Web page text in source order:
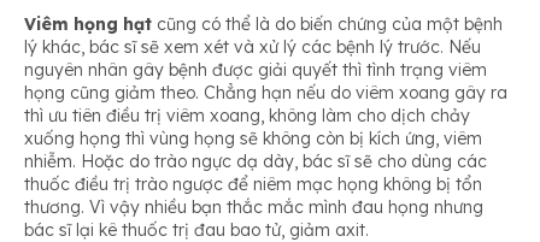
Viêm họng hạt cũng có thể là do biến chứng của một bệnh
lý khác, bác sĩ sẽ xem xét và xử lý các bệnh lý trước. Nếu
nguyên nhân gây bệnh được giải quyết thì tình trạng viêm
họng cũng giảm theo. Chẳng hạn nếu do viêm xoang gây ra
thì ưu tiên điều trị viêm xoang, không làm cho dịch chảy
xuống họng thì vùng họng sẽ không còn bị kích ứng, viêm
nhiễm. Hoặc do trào ngực dạ dày, bác sĩ sẽ cho dùng các
thuốc điều trị trào ngược để niêm mạc họng không bị tổn
thương. Vì vậy nhiều bạn thắc mắc mình đau họng nhưng
bác sĩ lại kê thuốc trị đau bao tử, giảm axit.